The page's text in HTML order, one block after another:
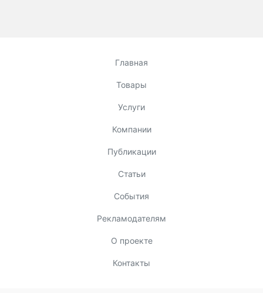
Главная
Товары
Услуги
Компании
Публикации
Статьи
События
Рекламодателям
О проекте
Контакты